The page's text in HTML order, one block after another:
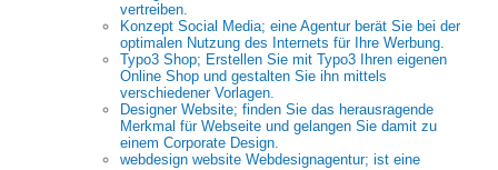
vertreiben.
Konzept Social Media; eine Agentur berät Sie bei der
optimalen Nutzung des Internets für Ihre Werbung.
Typo3 Shop; Erstellen Sie mit Typo3 Ihren eigenen
Online Shop und gestalten Sie ihn mittels
verschiedener Vorlagen.
Designer Website; finden Sie das herausragende
Merkmal für Webseite und gelangen Sie damit zu
einem Corporate Design.
webdesign website Webdesignagentur; ist eine